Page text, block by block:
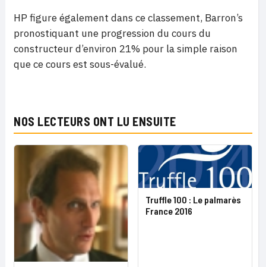
HP figure également dans ce classement, Barron’s
pronostiquant une progression du cours du
constructeur d’environ 21% pour la simple raison
que ce cours est sous-évalué.
NOS LECTEURS ONT LU ENSUITE
Truffle 100 : Le palmarès
France 2016